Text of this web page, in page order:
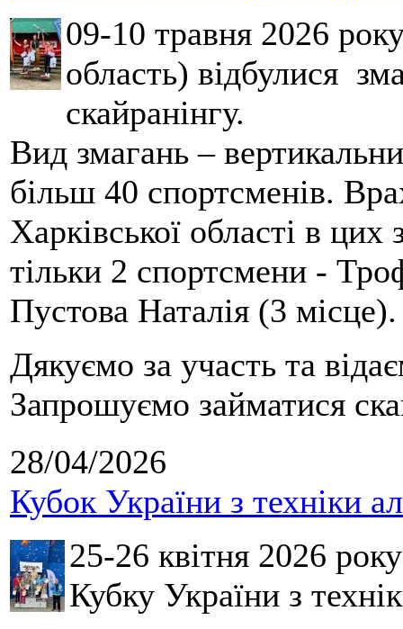
09-10 травня 2026
область) відбулися
скайранінгу.
Вид змагань –
більш 40 спортсменів.
Харківської області в
тільки 2 спортсмени -
Пустова Наталія (3 місце).
Дякуємо за участь та
Запрошуємо займатися
28/04/2026
Кубок України з техніки
25-26 квітня 2026
Кубку України з